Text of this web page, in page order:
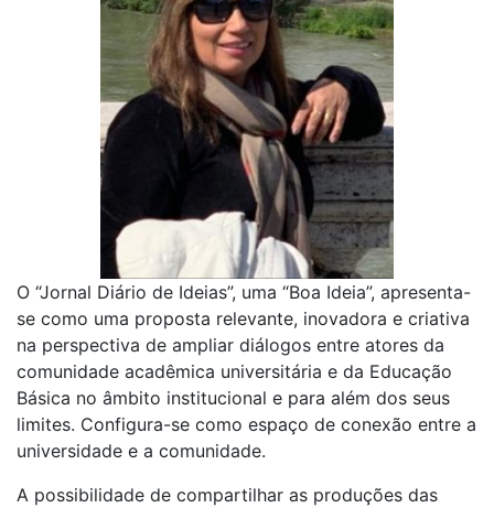
O “Jornal Diário de Ideias”, uma “Boa Ideia”, apresenta-
se como uma proposta relevante, inovadora e criativa
na perspectiva de ampliar diálogos entre atores da
comunidade acadêmica universitária e da Educação
Básica no âmbito institucional e para além dos seus
limites. Configura-se como espaço de conexão entre a
universidade e a comunidade.
A possibilidade de compartilhar as produções das